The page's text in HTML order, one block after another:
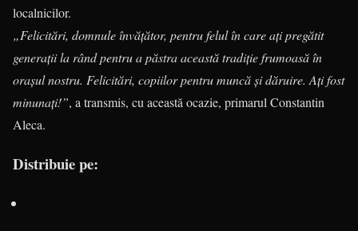
localnicilor.
„Felicitări, domnule învățător, pentru felul în care ați pregătit
generații la rând pentru a păstra această tradiție frumoasă în
orașul nostru. Felicitări, copiilor pentru muncă și dăruire. Ați fost
minunați!”, a transmis, cu această ocazie, primarul Constantin
Aleca.
Distribuie pe: